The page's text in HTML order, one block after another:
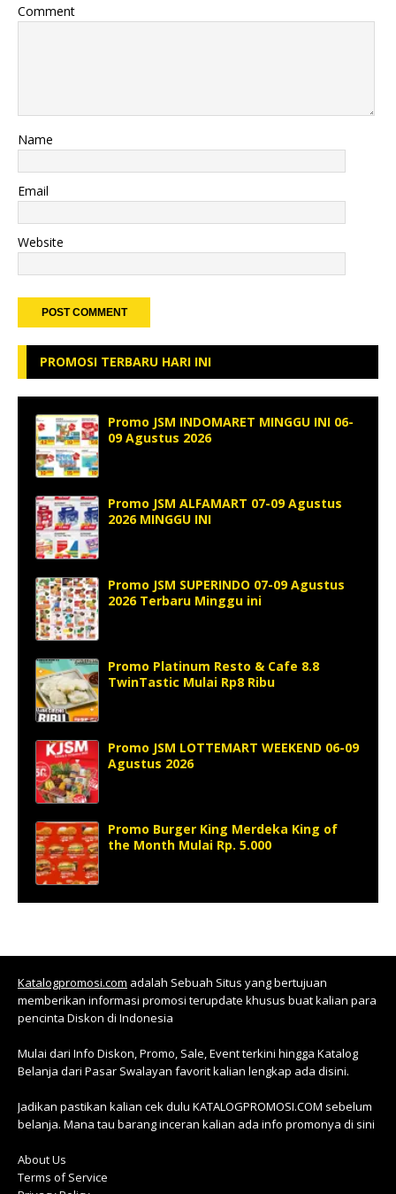
Comment
Name
Email
Website
PROMOSI TERBARU HARI INI
Promo JSM INDOMARET MINGGU INI 06-
09 Agustus 2026
Promo JSM ALFAMART 07-09 Agustus
2026 MINGGU INI
Promo JSM SUPERINDO 07-09 Agustus
2026 Terbaru Minggu ini
Promo Platinum Resto & Cafe 8.8
TwinTastic Mulai Rp8 Ribu
Promo JSM LOTTEMART WEEKEND 06-09
Agustus 2026
Promo Burger King Merdeka King of
the Month Mulai Rp. 5.000
Katalogpromosi.com adalah Sebuah Situs yang bertujuan
memberikan informasi promosi terupdate khusus buat kalian para
pencinta Diskon di Indonesia
Mulai dari Info Diskon, Promo, Sale, Event terkini hingga Katalog
Belanja dari Pasar Swalayan favorit kalian lengkap ada disini.
Jadikan pastikan kalian cek dulu KATALOGPROMOSI.COM sebelum
belanja. Mana tau barang inceran kalian ada info promonya di sini
About Us
Terms of Service